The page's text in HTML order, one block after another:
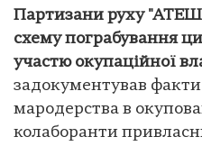
Партизани руху
схему пограбування
участю окупаційної
задокументував
мародерства в
колаборанти